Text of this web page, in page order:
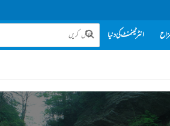
انٹرٹینمنٹ کی دنیا